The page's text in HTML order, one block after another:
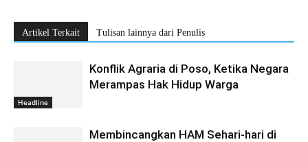
Artikel Terkait Tulisan lainnya dari Penulis
Headline
Konflik Agraria di Poso, Ketika Negara
Merampas Hak Hidup Warga
Membincangkan HAM Sehari-hari di